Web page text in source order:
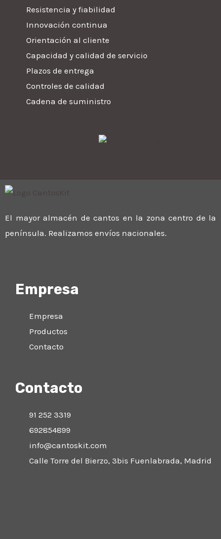
Resistencia y fiabilidad
Innovación continua
Orientación al cliente
Capacidad y calidad de servicio
Plazos de entrega
Controles de calidad
Cadena de suministro
El mayor almacén de cantos en la zona centro de la
península. Realizamos envíos nacionales.
Empresa
Empresa
Productos
Contacto
Contacto
91 252 3319
692854899
info@cantoskit.com
Calle Torre del Bierzo, 3bis Fuenlabrada, Madrid